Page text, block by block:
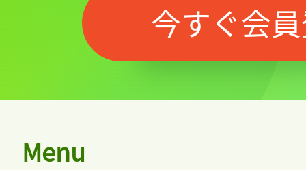
今すぐ会
Menu